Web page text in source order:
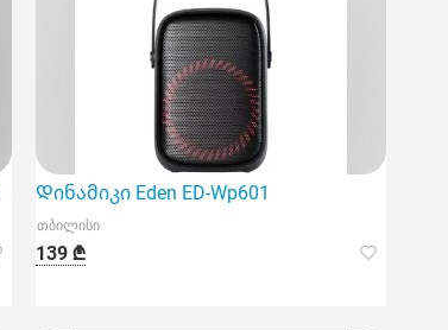
სისტემა წარმოადგენს თანამედროვე
Დინამიკი Eden ED-Wp601
თბილისი
139 ₾